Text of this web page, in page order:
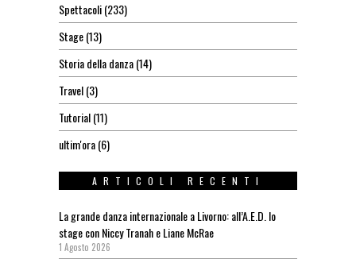
Spettacoli(233)
Stage(13)
Storia della danza(14)
Travel(3)
Tutorial(11)
ultim'ora(6)
ARTICOLI RECENTI
La grande danza internazionale a Livorno: all’A.E.D. lo
stage con Niccy Tranah e Liane McRae
1 Agosto 2026